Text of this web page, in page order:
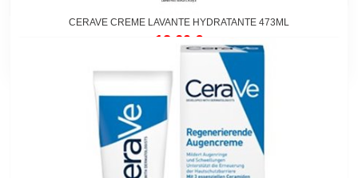
CERAVE CREME LAVANTE HYDRATANTE 473ML
12,60 €